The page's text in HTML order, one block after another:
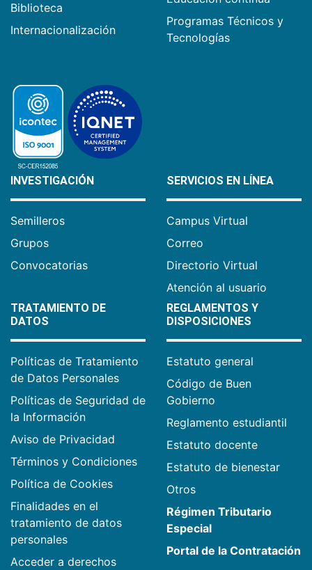
Biblioteca
Internacionalización
Programas Técnicos y
Tecnologías
INVESTIGACIÓN
Semilleros
Grupos
Convocatorias
SERVICIOS EN LÍNEA
Campus Virtual
Correo
Directorio Virtual
Atención al usuario
TRATAMIENTO DE
DATOS
Políticas de Tratamiento
de Datos Personales
Políticas de Seguridad de
la Información
Aviso de Privacidad
Términos y Condiciones
Política de Cookies
Finalidades en el
tratamiento de datos
personales
Acceder a derechos
REGLAMENTOS Y
DISPOSICIONES
Estatuto general
Código de Buen
Gobierno
Reglamento estudiantil
Estatuto docente
Estatuto de bienestar
Otros
Régimen Tributario
Especial
Portal de la Contratación